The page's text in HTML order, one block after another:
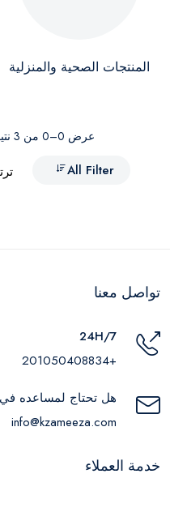
المنتجات الصحية والمنزلية
عرض 0–0 من 3 نتيجة
All Filter
تواصل معنا
24H/7
+201050408834
هل تحتاج لمساعده
info@kzameeza.com
خدمة العملاء